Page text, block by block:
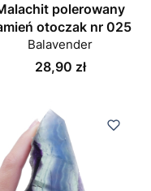
polerowany
otoczak nr 025
Balavender
Cena
28,90 zł